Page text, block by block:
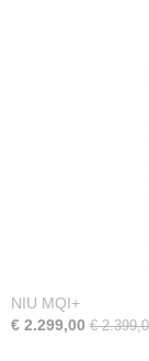
NIU MQI+
€ 2.299,00 €